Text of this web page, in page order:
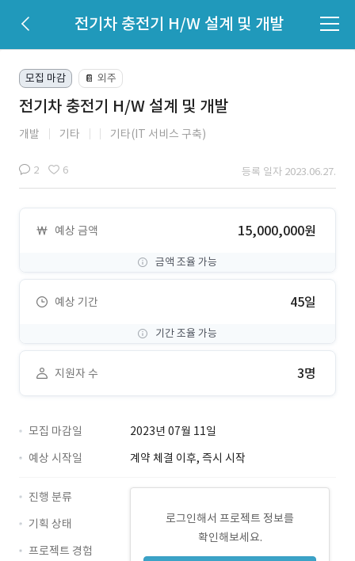
전기차 충전기 H/W 설계 및 개발
모집 마감 📔 외주
전기차 충전기 H/W 설계 및 개발
개발 기타 기타(IT 서비스 구축)
2 6 등록 일자 2023.06.27.
예상 금액 15,000,000원
금액 조율 가능
예상 기간 45일
기간 조율 가능
지원자 수 3명
모집 마감일
2023년 07월 11일
예상 시작일
계약 체결 이후, 즉시 시작
로그인해서 프로젝트 정보를
확인해보세요.
진행 분류
기획 상태
프로젝트 경험